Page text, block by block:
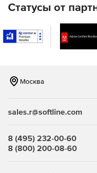
использования
рутокенов ЭЦП или
Криптопро.
подпись для
Осуществлять
информации.
Статусы от
Москва
sales.r@softline.com
8 (495) 232-00-60
8 (800) 200-08-60